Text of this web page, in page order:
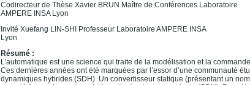
Codirecteur de Thèse Xavier BRUN Maître de Conférences Laboratoire
AMPERE INSA Lyon
Invité Xuefang LIN-SHI Professeur Laboratoire AMPERE INSA
Lyon
Résumé :
L’automatique est une science qui traite de la modélisation et la
Ces dernières années ont été marquées par l’essor d’une communauté
dynamiques hybrides (SDH). Un convertisseur statique (présentant un